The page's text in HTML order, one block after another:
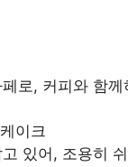
로, 커피와 함
이크
있어, 조용히